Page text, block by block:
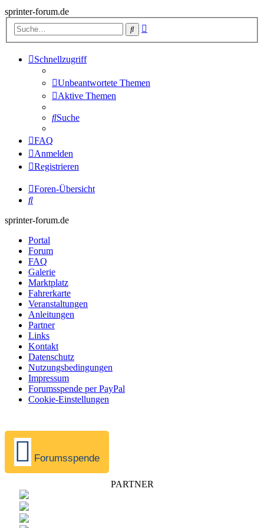
sprinter-forum.de
Suche
Schnellzugriff
Unbeantwortete Themen
Aktive Themen
Suche
FAQ
Anmelden
Registrieren
Foren-Übersicht
Suche
sprinter-forum.de
Portal
Forum
FAQ
Galerie
Marktplatz
Fahrerkarte
Veranstaltungen
Anleitungen
Partner
Links
Kontakt
Datenschutz
Nutzungsbedingungen
Impressum
Forumsspende per PayPal
Cookie-Einstellungen
Forumsspende
PARTNER